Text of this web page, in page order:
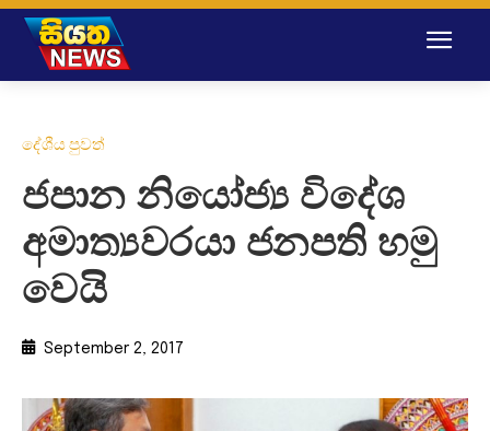
දේශීය පුවත්
ජපාන නියෝජ්‍ය විදේශ
අමාත්‍යවරයා ජනපති හමු
වෙයි
September 2, 2017